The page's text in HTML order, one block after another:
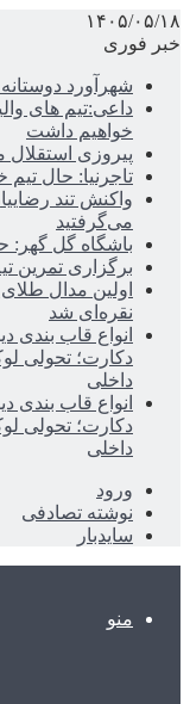
۱۴۰۵/۰۵/۱۸
خبر فوری
شهرآورد
داعی:تیم های
خواهیم داشت
پیروزی استقلال
تاجرنیا: حال
واکنش تند
می‌گرفتید
باشگاه گل گهر:
برگزاری تمرین
اولین مدال
نقره‌ای شد
انواع قاب بندی
دکارت؛ تحولی
داخلی
انواع قاب بندی
دکارت؛ تحولی
داخلی
ورود
نوشته تصادفی
سایدبار
منو